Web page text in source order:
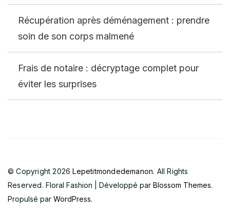
Récupération après déménagement : prendre
soin de son corps malmené
Frais de notaire : décryptage complet pour
éviter les surprises
© Copyright 2026Lepetitmondedemanon. All Rights
Reserved. Floral Fashion | Développé par Blossom Themes.
Propulsé par WordPress.